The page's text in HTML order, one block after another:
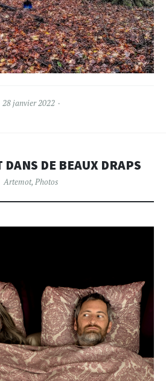
28 janvier 2022
DANS DE BEAUX DRAPS
Artemot, Photos